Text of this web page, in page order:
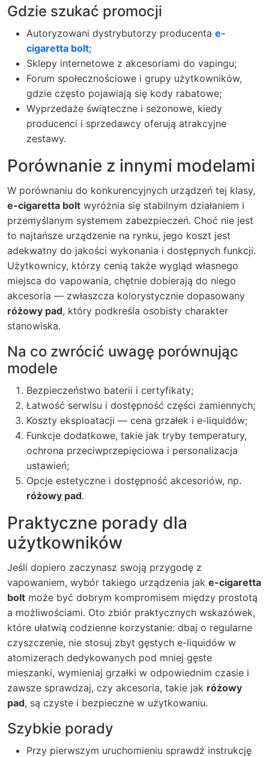
Gdzie szukać promocji
Autoryzowani dystrybutorzy producenta e-
cigaretta bolt;
Sklepy internetowe z akcesoriami do vapingu;
Forum społecznościowe i grupy użytkowników,
gdzie często pojawiają się kody rabatowe;
Wyprzedaże świąteczne i sezonowe, kiedy
producenci i sprzedawcy oferują atrakcyjne
zestawy.
Porównanie z innymi modelami
W porównaniu do konkurencyjnych urządzeń tej klasy,
e-cigaretta bolt wyróżnia się stabilnym działaniem i
przemyślanym systemem zabezpieczeń. Choć nie jest
to najtańsze urządzenie na rynku, jego koszt jest
adekwatny do jakości wykonania i dostępnych funkcji.
Użytkownicy, którzy cenią także wygląd własnego
miejsca do vapowania, chętnie dobierają do niego
akcesoria — zwłaszcza kolorystycznie dopasowany
różowy pad, który podkreśla osobisty charakter
stanowiska.
Na co zwrócić uwagę porównując
modele
Bezpieczeństwo baterii i certyfikaty;
Łatwość serwisu i dostępność części zamiennych;
Koszty eksploatacji — cena grzałek i e-liquidów;
Funkcje dodatkowe, takie jak tryby temperatury,
ochrona przeciwprzepięciowa i personalizacja
ustawień;
Opcje estetyczne i dostępność akcesoriów, np.
różowy pad.
Praktyczne porady dla
użytkowników
Jeśli dopiero zaczynasz swoją przygodę z
vapowaniem, wybór takiego urządzenia jak e-cigaretta
bolt może być dobrym kompromisem między prostotą
a możliwościami. Oto zbiór praktycznych wskazówek,
które ułatwią codzienne korzystanie: dbaj o regularne
czyszczenie, nie stosuj zbyt gęstych e-liquidów w
atomizerach dedykowanych pod mniej gęste
mieszanki, wymieniaj grzałki w odpowiednim czasie i
zawsze sprawdzaj, czy akcesoria, takie jak różowy
pad, są czyste i bezpieczne w użytkowaniu.
Szybkie porady
Przy pierwszym uruchomieniu sprawdź instrukcję